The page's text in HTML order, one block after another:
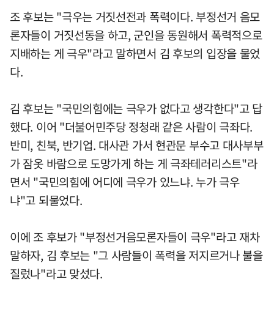
조 후보는 "극우는 거짓선전과 폭력이다. 부정선거 음모
론자들이 거짓선동을 하고, 군인을 동원해서 폭력적으로
지배하는 게 극우"라고 말하면서 김 후보의 입장을 물었
다.
김 후보는 "국민의힘에는 극우가 없다고 생각한다"고 답
했다. 이어 "더불어민주당 정청래 같은 사람이 극좌다.
반미, 친북, 반기업. 대사관 가서 현관문 부수고 대사부부
가 잠옷 바람으로 도망가게 하는 게 극좌테러리스트"라
면서 "국민의힘에 어디에 극우가 있느냐. 누가 극우
냐"고 되물었다.
이에 조 후보가 "부정선거음모론자들이 극우"라고 재차
말하자, 김 후보는 "그 사람들이 폭력을 저지르거나 불을
질렀나"라고 맞섰다.